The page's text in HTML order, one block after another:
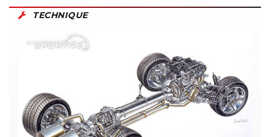
TECHNIQUE